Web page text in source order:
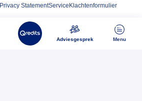
Adviesgesprek Menu
Privacy StatementService Klachtenformulier